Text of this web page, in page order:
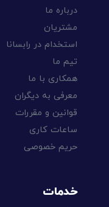
درباره ما
مشتریان
استخدام در رابسانا
تیم ما
همکاری با ما
معرفی به دیگران
قوانین و مقررات
ساعات کاری
حریم خصوصی
خدمات